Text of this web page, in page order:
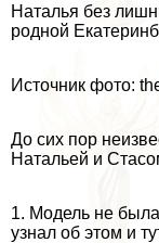
Наталья без
родной
Источник фото:
До сих пор
Натальей и
1. Модель не
узнал об этом и